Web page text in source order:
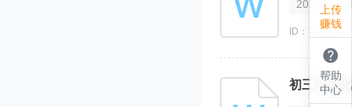
2021
ID：729205
初三年级
上传
赚钱

帮助
中心